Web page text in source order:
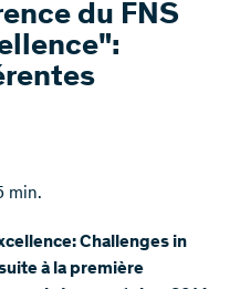
du FNS
min.
Challenges in
à la première